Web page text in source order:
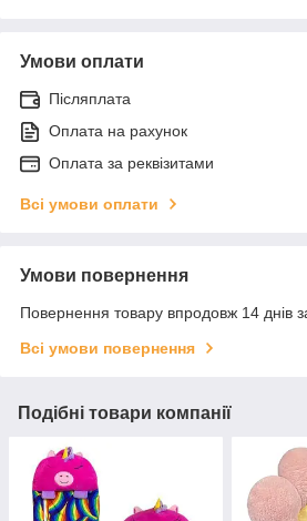
Умови оплати
Післяплата
Оплата на рахунок
Оплата за реквізитами
Всі умови оплати
Умови повернення
Повернення товару впродовж 14 днів
Всі умови повернення
Подібні товари компанії